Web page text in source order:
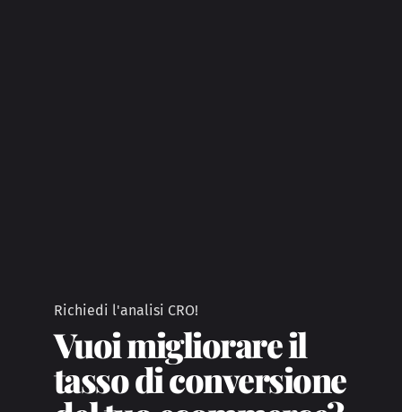
Richiedi l'analisi CRO!
Vuoi migliorare il
tasso di conversione